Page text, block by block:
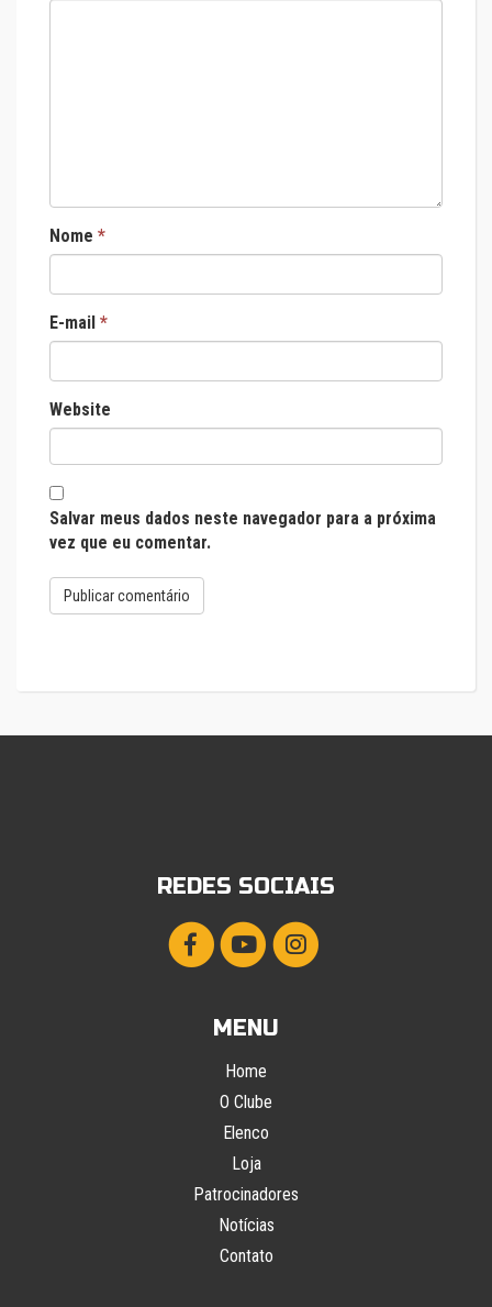
Nome *
E-mail *
Website
Salvar meus dados neste navegador para a próxima
vez que eu comentar.
REDES SOCIAIS
MENU
Home
O Clube
Elenco
Loja
Patrocinadores
Notícias
Contato